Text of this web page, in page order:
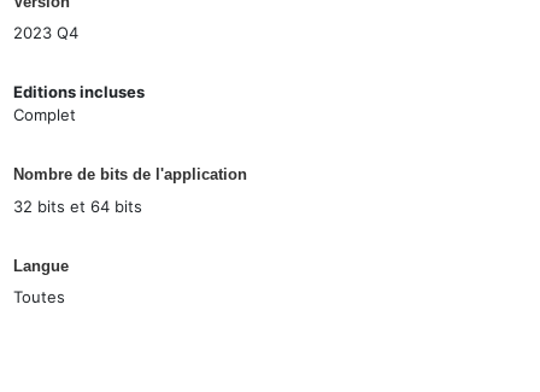
2023 Q4
Editions incluses
Complet
Nombre de bits de l'application
32 bits et 64 bits
Langue
Toutes